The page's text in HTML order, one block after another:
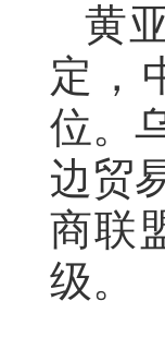
黄
定，
位。
边贸
商联
级。